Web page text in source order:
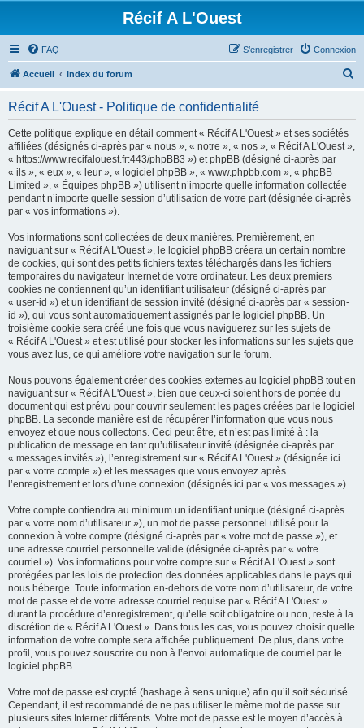
Récif A L'Ouest
FAQ Connexion
S’enregistrer
Accueil Index du forum
Récif A L'Ouest - Politique de confidentialité
Cette politique explique en détail comment « Récif A L'Ouest » et ses sociétés
affiliées (désignés ci-après par « nous », « notre », « nos », « Récif A L'Ouest »,
« https://www.recifalouest.fr:443/phpBB3 ») et phpBB (désigné ci-après par
« ils », « eux », « leur », « logiciel phpBB », « www.phpbb.com », « phpBB
Limited », « Équipes phpBB ») utilisent n’importe quelle information collectée
pendant n’importe quelle session d’utilisation de votre part (désignée ci-après
par « vos informations »).
Vos informations sont collectées de deux manières. Premièrement, en
naviguant sur « Récif A L'Ouest », le logiciel phpBB créera un certain nombre
de cookies, qui sont des petits fichiers textes téléchargés dans les fichiers
temporaires du navigateur Internet de votre ordinateur. Les deux premiers
cookies ne contiennent qu’un identifiant utilisateur (désigné ci-après par
« user-id ») et un identifiant de session invité (désigné ci-après par « session-
id »), qui vous sont automatiquement assignés par le logiciel phpBB. Un
troisième cookie sera créé une fois que vous naviguerez sur les sujets de
« Récif A L'Ouest » et est utilisé pour stocker les informations sur les sujets que
vous avez lus, ce qui améliore votre navigation sur le forum.
Nous pouvons également créer des cookies externes au logiciel phpBB tout en
naviguant sur « Récif A L'Ouest », bien que ceux-ci soient hors de portée du
document qui est prévu pour couvrir seulement les pages créées par le logiciel
phpBB. La seconde manière est de récupérer l’information que vous nous
envoyez et que nous collectons. Ceci peut être, et n’est pas limité à : la
publication de message en tant qu’utilisateur invité (désignée ci-après par
« messages invités »), l’enregistrement sur « Récif A L'Ouest » (désignée ici
par « votre compte ») et les messages que vous envoyez après
l’enregistrement et lors d’une connexion (désignés ici par « vos messages »).
Votre compte contiendra au minimum un identifiant unique (désigné ci-après
par « votre nom d’utilisateur »), un mot de passe personnel utilisé pour la
connexion à votre compte (désigné ci-après par « votre mot de passe »), et
une adresse courriel personnelle valide (désignée ci-après par « votre
courriel »). Vos informations pour votre compte sur « Récif A L'Ouest » sont
protégées par les lois de protection des données applicables dans le pays qui
nous héberge. Toute information en-dehors de votre nom d’utilisateur, de votre
mot de passe et de votre adresse courriel requise par « Récif A L'Ouest »
durant la procédure d’enregistrement, qu’elle soit obligatoire ou non, reste à la
discrétion de « Récif A L'Ouest ». Dans tous les cas, vous pouvez choisir quelle
information de votre compte sera affichée publiquement. De plus, dans votre
profil, vous pouvez souscrire ou non à l’envoi automatique de courriel par le
logiciel phpBB.
Votre mot de passe est crypté (hashage à sens unique) afin qu’il soit sécurisé.
Cependant, il est recommandé de ne pas utiliser le même mot de passe sur
plusieurs sites Internet différents. Votre mot de passe est le moyen d’accès à